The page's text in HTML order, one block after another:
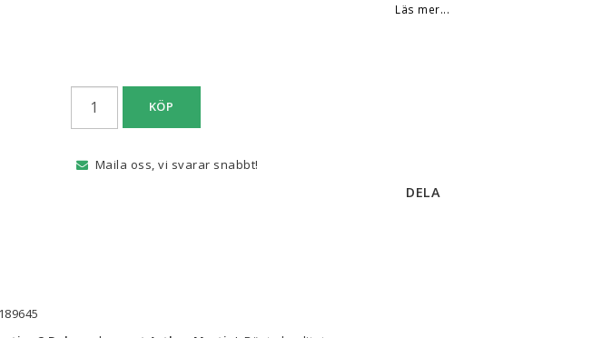
Läs mer...
KÖP
Maila oss, vi svarar snabbt!
DELA